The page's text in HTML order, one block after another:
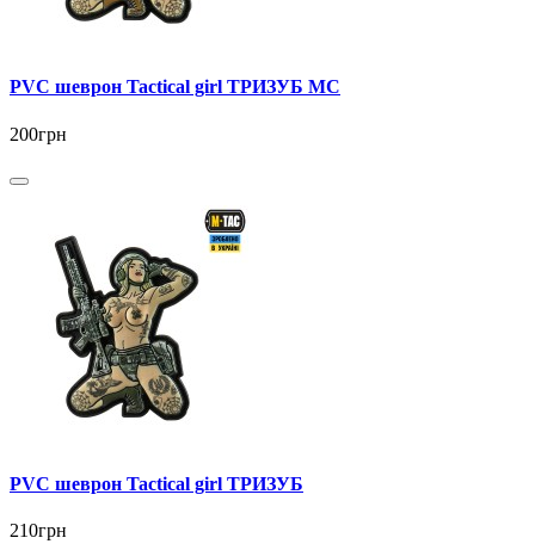
PVC шеврон Tactical girl ТРИЗУБ MC
200грн
PVC шеврон Tactical girl ТРИЗУБ
210грн